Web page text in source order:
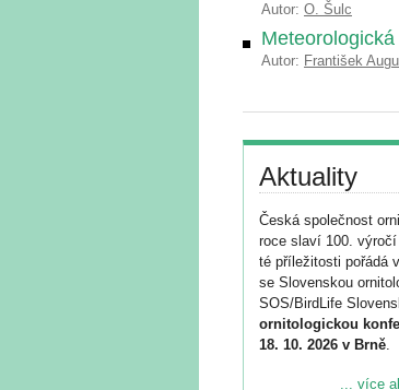
Autor: O. Šulc
Autor: František
Aktuality
Česká společnost
roce slaví 100.
té příležitosti pořádá
se Slovenskou
SOS/BirdLife
ornitologickou
18. 10. 2026 v Brně.
Podrobnější ... více